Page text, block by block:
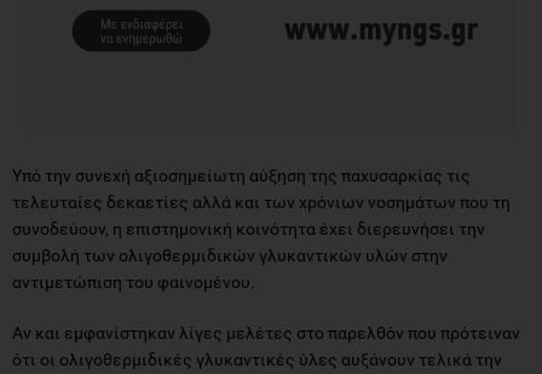
Υπό την συνεχή αξιοσημείωτη αύξηση της παχυσαρκίας τις
τελευταίες δεκαετίες αλλά και των χρόνιων νοσημάτων που τη
συνοδεύουν, η επιστημονική κοινότητα έχει διερευνήσει την
συμβολή των ολιγοθερμιδικών γλυκαντικών υλών στην
αντιμετώπιση του φαινομένου.
Αν και εμφανίστηκαν λίγες μελέτες στο παρελθόν που πρότειναν
ότι οι ολιγοθερμιδικές γλυκαντικές ύλες αυξάνουν τελικά την